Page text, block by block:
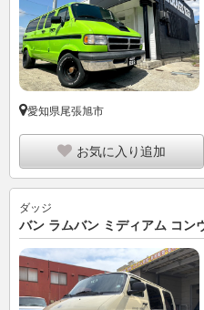
愛知県尾張旭市
お気に入り追加
ダッジ
バン ラムバン ミディアム コン